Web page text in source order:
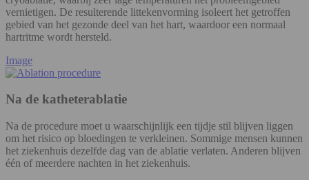
vernietigen. De resulterende littekenvorming isoleert het getroffen
gebied van het gezonde deel van het hart, waardoor een normaal
hartritme wordt hersteld.
Image
Na de katheterablatie
Na de procedure moet u waarschijnlijk een tijdje stil blijven liggen
om het risico op bloedingen te verkleinen. Sommige mensen kunnen
het ziekenhuis dezelfde dag van de ablatie verlaten. Anderen blijven
één of meerdere nachten in het ziekenhuis.